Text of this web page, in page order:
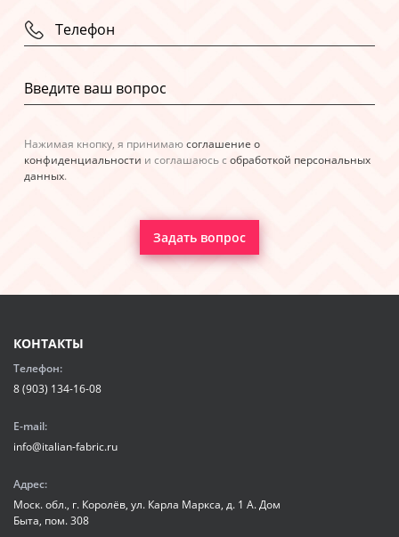
Нажимая кнопку, я принимаюсоглашение о
конфиденциальности и соглашаюсь с обработкой персональных
данных.
Задать вопрос
КОНТАКТЫ
Телефон:
8 (903) 134-16-08
E-mail:
info@italian-fabric.ru
Адрес:
Моск. обл., г. Королёв, ул. Карла Маркса, д. 1 А. Дом
Быта, пом. 308